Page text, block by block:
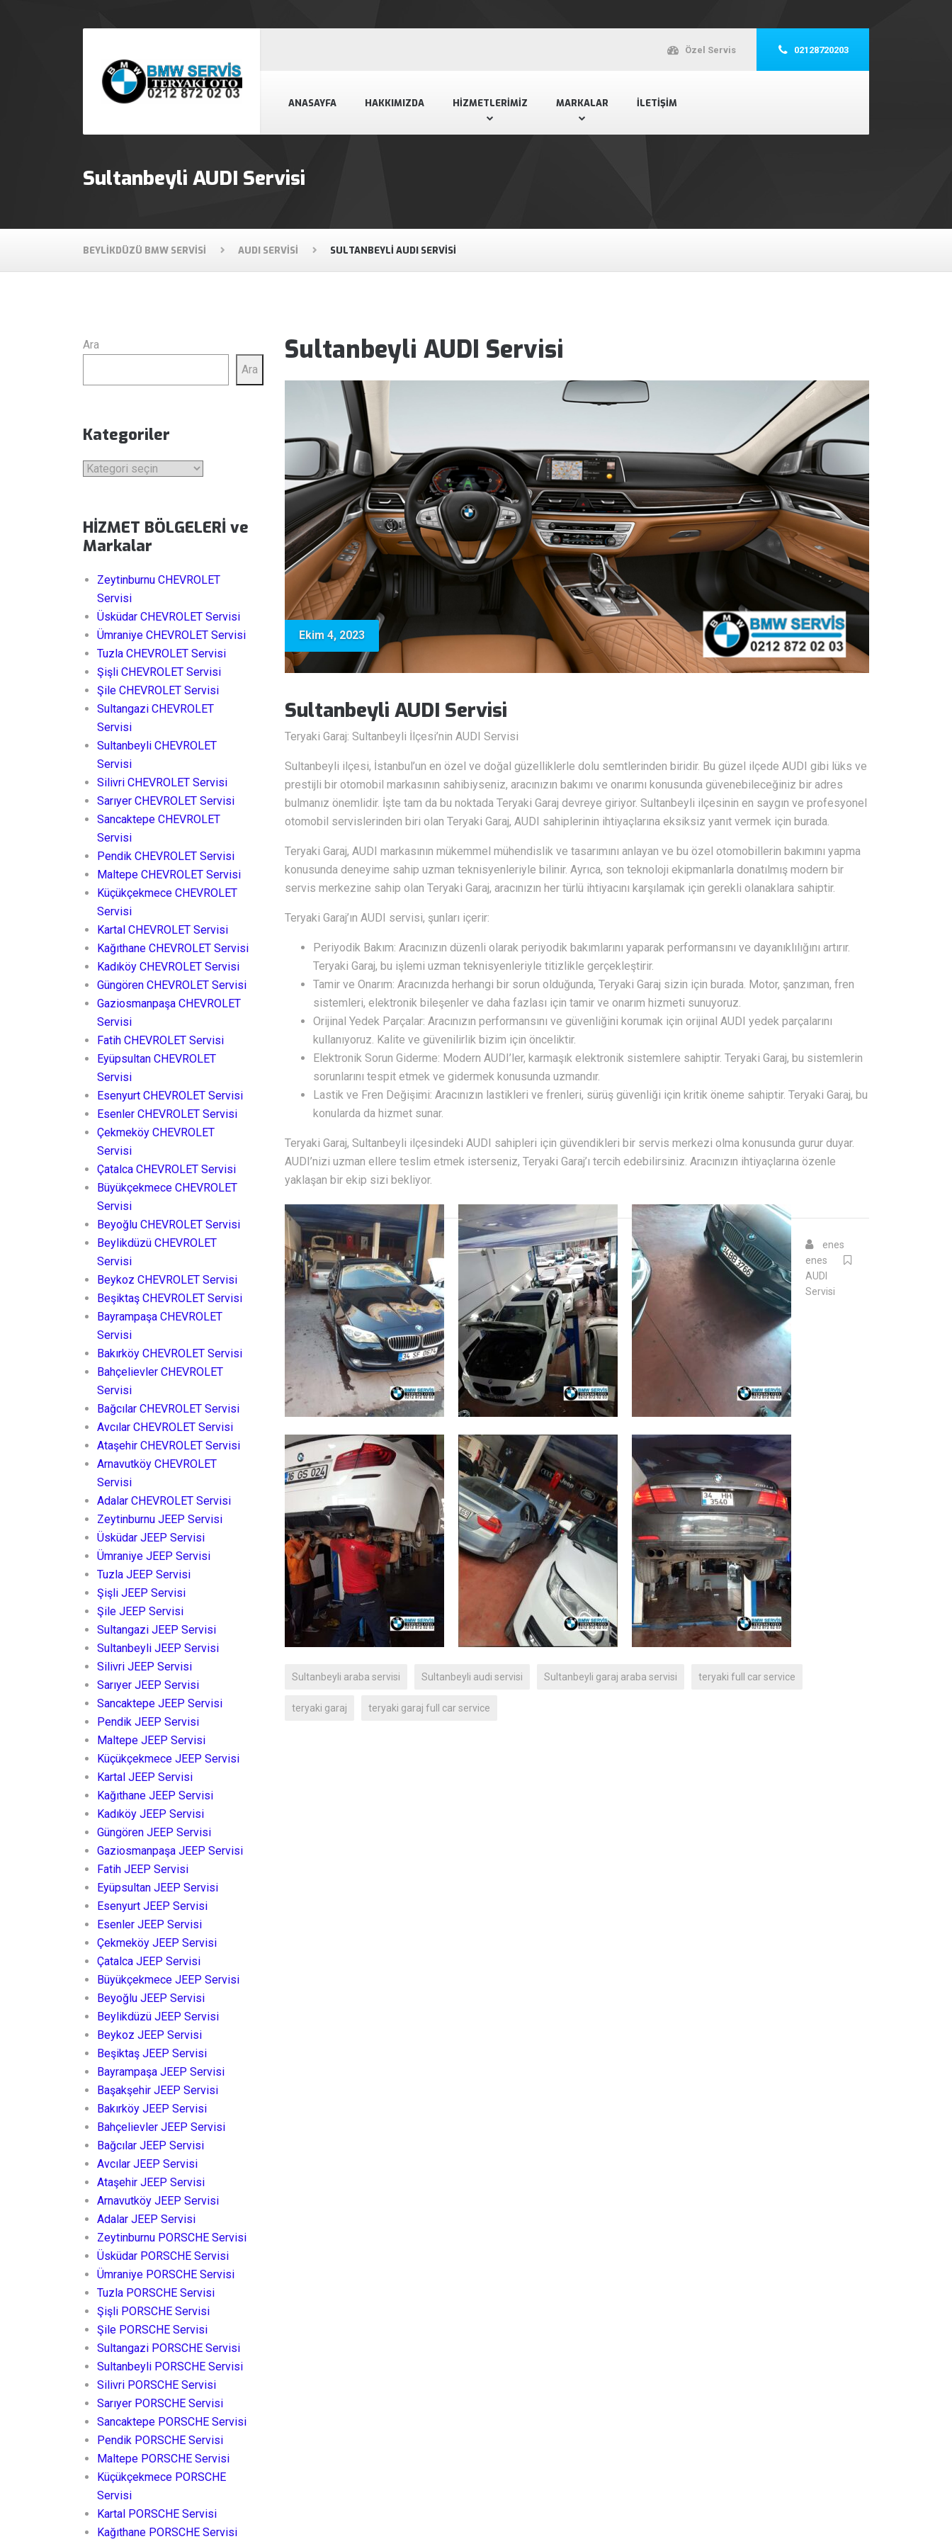
ANASAYFA HAKKIMIZDA HIZMETLERIMIZ MARKALAR İLETIŞIM
Özel Servis 02128720203
Sultanbeyli AUDI Servisi
BEYLIKDÜZÜ BMW SERVISI AUDI SERVISI SULTANBEYLI AUDI SERVISI
Sultanbeyli AUDI Servisi
Ekim 4, 2023
Sultanbeyli AUDI Servisi
Teryaki Garaj: Sultanbeyli İlçesi’nin AUDI Servisi
Sultanbeyli ilçesi, İstanbul’un en özel ve doğal güzelliklerle dolu semtlerinden biridir. Bu güzel ilçede AUDI gibi lüks ve
prestijli bir otomobil markasının sahibiyseniz, aracınızın bakımı ve onarımı konusunda güvenebileceğiniz bir adres
bulmanız önemlidir. İşte tam da bu noktada Teryaki Garaj devreye giriyor. Sultanbeyli ilçesinin en saygın ve profesyonel
otomobil servislerinden biri olan Teryaki Garaj, AUDI sahiplerinin ihtiyaçlarına eksiksiz yanıt vermek için burada.
Teryaki Garaj, AUDI markasının mükemmel mühendislik ve tasarımını anlayan ve bu özel otomobillerin bakımını yapma
konusunda deneyime sahip uzman teknisyenleriyle bilinir. Ayrıca, son teknoloji ekipmanlarla donatılmış modern bir
servis merkezine sahip olan Teryaki Garaj, aracınızın her türlü ihtiyacını karşılamak için gerekli olanaklara sahiptir.
Teryaki Garaj’ın AUDI servisi, şunları içerir:
Periyodik Bakım: Aracınızın düzenli olarak periyodik bakımlarını yaparak performansını ve dayanıklılığını artırır.
Teryaki Garaj, bu işlemi uzman teknisyenleriyle titizlikle gerçekleştirir.
Tamir ve Onarım: Aracınızda herhangi bir sorun olduğunda, Teryaki Garaj sizin için burada. Motor, şanzıman, fren
sistemleri, elektronik bileşenler ve daha fazlası için tamir ve onarım hizmeti sunuyoruz.
Orijinal Yedek Parçalar: Aracınızın performansını ve güvenliğini korumak için orijinal AUDI yedek parçalarını
kullanıyoruz. Kalite ve güvenilirlik bizim için önceliktir.
Elektronik Sorun Giderme: Modern AUDI’ler, karmaşık elektronik sistemlere sahiptir. Teryaki Garaj, bu sistemlerin
sorunlarını tespit etmek ve gidermek konusunda uzmandır.
Lastik ve Fren Değişimi: Aracınızın lastikleri ve frenleri, sürüş güvenliği için kritik öneme sahiptir. Teryaki Garaj, bu
konularda da hizmet sunar.
Teryaki Garaj, Sultanbeyli ilçesindeki AUDI sahipleri için güvendikleri bir servis merkezi olma konusunda gurur duyar.
AUDI’nizi uzman ellere teslim etmek isterseniz, Teryaki Garaj’ı tercih edebilirsiniz. Aracınızın ihtiyaçlarına özenle
yaklaşan bir ekip sizi bekliyor.
enes
enes
AUDI
Servisi
Sultanbeyli araba servisi Sultanbeyli audi servisi Sultanbeyli garaj araba servisi teryaki full car service
teryaki garaj teryaki garaj full car service
Ara
Ara
Kategoriler
Kategoriler
HİZMET BÖLGELERİ ve
Markalar
Zeytinburnu CHEVROLET
Servisi
Üsküdar CHEVROLET Servisi
Ümraniye CHEVROLET Servisi
Tuzla CHEVROLET Servisi
Şişli CHEVROLET Servisi
Şile CHEVROLET Servisi
Sultangazi CHEVROLET
Servisi
Sultanbeyli CHEVROLET
Servisi
Silivri CHEVROLET Servisi
Sarıyer CHEVROLET Servisi
Sancaktepe CHEVROLET
Servisi
Pendik CHEVROLET Servisi
Maltepe CHEVROLET Servisi
Küçükçekmece CHEVROLET
Servisi
Kartal CHEVROLET Servisi
Kağıthane CHEVROLET Servisi
Kadıköy CHEVROLET Servisi
Güngören CHEVROLET Servisi
Gaziosmanpaşa CHEVROLET
Servisi
Fatih CHEVROLET Servisi
Eyüpsultan CHEVROLET
Servisi
Esenyurt CHEVROLET Servisi
Esenler CHEVROLET Servisi
Çekmeköy CHEVROLET
Servisi
Çatalca CHEVROLET Servisi
Büyükçekmece CHEVROLET
Servisi
Beyoğlu CHEVROLET Servisi
Beylikdüzü CHEVROLET
Servisi
Beykoz CHEVROLET Servisi
Beşiktaş CHEVROLET Servisi
Bayrampaşa CHEVROLET
Servisi
Bakırköy CHEVROLET Servisi
Bahçelievler CHEVROLET
Servisi
Bağcılar CHEVROLET Servisi
Avcılar CHEVROLET Servisi
Ataşehir CHEVROLET Servisi
Arnavutköy CHEVROLET
Servisi
Adalar CHEVROLET Servisi
Zeytinburnu JEEP Servisi
Üsküdar JEEP Servisi
Ümraniye JEEP Servisi
Tuzla JEEP Servisi
Şişli JEEP Servisi
Şile JEEP Servisi
Sultangazi JEEP Servisi
Sultanbeyli JEEP Servisi
Silivri JEEP Servisi
Sarıyer JEEP Servisi
Sancaktepe JEEP Servisi
Pendik JEEP Servisi
Maltepe JEEP Servisi
Küçükçekmece JEEP Servisi
Kartal JEEP Servisi
Kağıthane JEEP Servisi
Kadıköy JEEP Servisi
Güngören JEEP Servisi
Gaziosmanpaşa JEEP Servisi
Fatih JEEP Servisi
Eyüpsultan JEEP Servisi
Esenyurt JEEP Servisi
Esenler JEEP Servisi
Çekmeköy JEEP Servisi
Çatalca JEEP Servisi
Büyükçekmece JEEP Servisi
Beyoğlu JEEP Servisi
Beylikdüzü JEEP Servisi
Beykoz JEEP Servisi
Beşiktaş JEEP Servisi
Bayrampaşa JEEP Servisi
Başakşehir JEEP Servisi
Bakırköy JEEP Servisi
Bahçelievler JEEP Servisi
Bağcılar JEEP Servisi
Avcılar JEEP Servisi
Ataşehir JEEP Servisi
Arnavutköy JEEP Servisi
Adalar JEEP Servisi
Zeytinburnu PORSCHE Servisi
Üsküdar PORSCHE Servisi
Ümraniye PORSCHE Servisi
Tuzla PORSCHE Servisi
Şişli PORSCHE Servisi
Şile PORSCHE Servisi
Sultangazi PORSCHE Servisi
Sultanbeyli PORSCHE Servisi
Silivri PORSCHE Servisi
Sarıyer PORSCHE Servisi
Sancaktepe PORSCHE Servisi
Pendik PORSCHE Servisi
Maltepe PORSCHE Servisi
Küçükçekmece PORSCHE
Servisi
Kartal PORSCHE Servisi
Kağıthane PORSCHE Servisi